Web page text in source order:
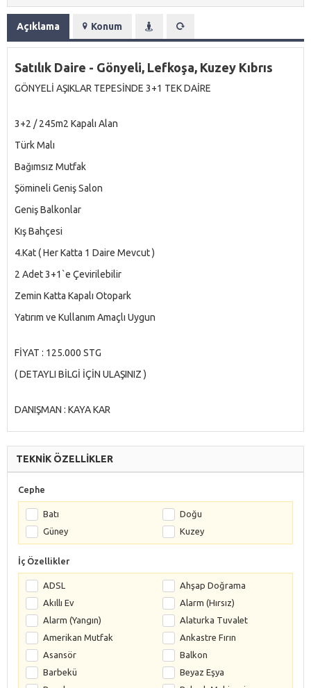
Açıklama Konum
Satılık Daire - Gönyeli, Lefkoşa, Kuzey Kıbrıs
GÖNYELİ AŞIKLAR TEPESİNDE 3+1 TEK DAİRE
3+2 / 245m2 Kapalı Alan
Türk Malı
Bağımsız Mutfak
Şömineli Geniş Salon
Geniş Balkonlar
Kış Bahçesi
4.Kat ( Her Katta 1 Daire Mevcut )
2 Adet 3+1`e Çevirilebilir
Zemin Katta Kapalı Otopark
Yatırım ve Kullanım Amaçlı Uygun
FİYAT : 125.000 STG
( DETAYLI BİLGİ İÇİN ULAŞINIZ )
DANIŞMAN : KAYA KAR
TEKNİK ÖZELLİKLER
Cephe
Batı
Doğu
Güney
Kuzey
İç Özellikler
ADSL
Ahşap Doğrama
Akıllı Ev
Alarm (Hırsız)
Alarm (Yangın)
Alaturka Tuvalet
Amerikan Mutfak
Ankastre Fırın
Asansör
Balkon
Barbekü
Beyaz Eşya